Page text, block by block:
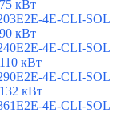
кВт
4E-CLI-SOL
кВт
4E-CLI-SOL
кВт
4E-CLI-SOL
кВт
4E-CLI-SOL